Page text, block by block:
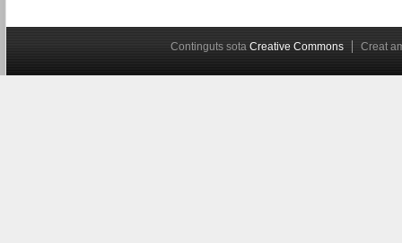
Continguts sota Creative Commons Creat